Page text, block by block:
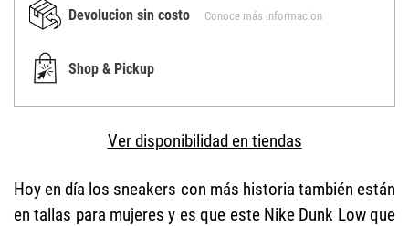
Devolucion sin costo Conoce más informacion
Shop & Pickup
Ver disponibilidad en tiendas
Hoy en día los sneakers con más historia también están
en tallas para mujeres y es que este Nike Dunk Low que